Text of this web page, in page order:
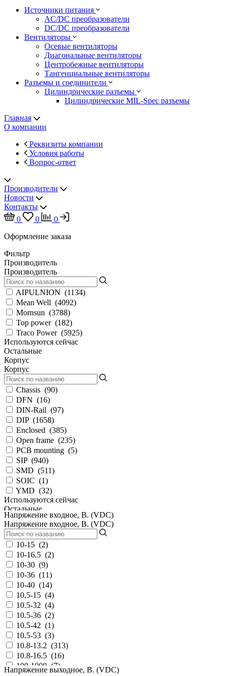
Источники питания
AC/DC преобразователи
DC/DC преобразователи
Вентиляторы
Осевые вентиляторы
Диагональные вентиляторы
Центробежные вентиляторы
Тангенциальные вентиляторы
Разъемы и соединители
Цилиндрические разъемы
Цилиндрические MIL-Spec разъемы
Главная
О компании
Реквизиты компании
Условия работы
Вопрос-ответ
Производители
Новости
Контакты
0
0
0
Оформление заказа
Фильтр
Производитель
Производитель
AIPULNION (1134)
Mean Well (4092)
Mornsun (3788)
Top power (182)
Traco Power (5925)
Используются сейчас
Остальные
Корпус
Корпус
Chassis (90)
DFN (16)
DIN-Rail (97)
DIP (1658)
Enclosed (385)
Open frame (235)
PCB mounting (5)
SIP (940)
SMD (511)
SOIC (1)
YMD (32)
Используются сейчас
Остальные
Напряжение входное, В. (VDC)
Напряжение входное, В. (VDC)
10-15 (2)
10-16.5 (2)
10-30 (9)
10-36 (11)
10-40 (14)
10.5-15 (4)
10.5-32 (4)
10.5-36 (2)
10.5-42 (1)
10.5-53 (3)
10.8-13.2 (313)
10.8-16.5 (16)
100-1000 (7)
Напряжение выходное, В. (VDC)